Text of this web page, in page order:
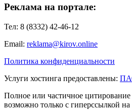
Реклама на портале:
Тел: 8 (8332) 42-46-12
Email: reklama@kirov.online
Политика конфиденциальности
Услуги хостинга предоставлены:
Полное или частичное цитирование
возможно только с гиперссылкой